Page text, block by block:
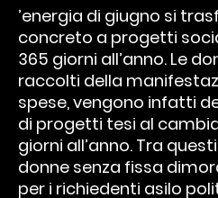
’energia di giugno si
concreto a progetti
365 giorni all’anno. Le
raccolti della
spese, vengono infatti
di progetti tesi al
giorni all’anno. Tra
donne senza fissa
per i richiedenti asilo